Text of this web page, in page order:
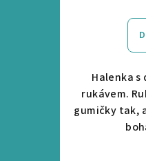
Halenka s
rukávem.
gumičky tak,